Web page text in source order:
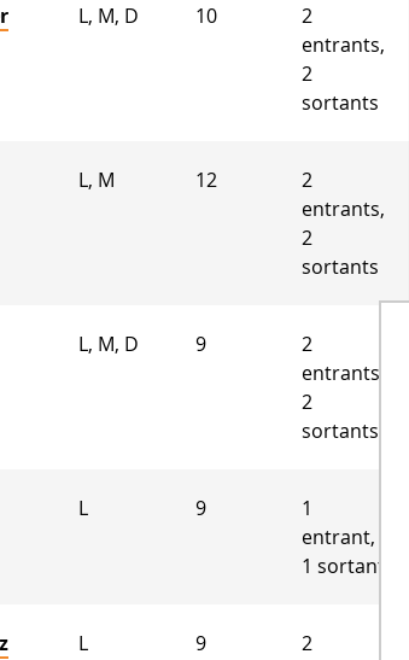
L, M, D 10
2
entrants,
2
sortants
L, M 12
2
entrants,
2
sortants
L, M, D 9
2
entrants,
2
sortants
L 9
1
entrant,
1 sortant
L 9
2